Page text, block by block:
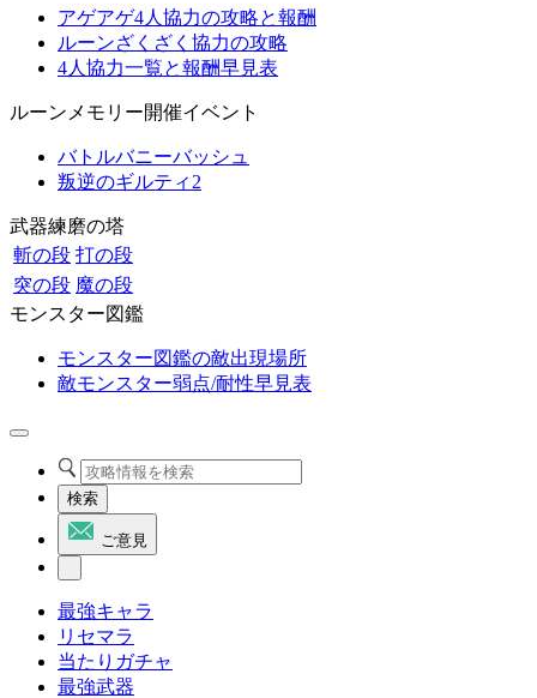
アゲアゲ4人協力の攻略と報酬
ルーンざくざく協力の攻略
4人協力一覧と報酬早見表
ルーンメモリー開催イベント
バトルバニーバッシュ
叛逆のギルティ2
武器練磨の塔
斬の段 打の段
突の段 魔の段
モンスター図鑑
モンスター図鑑の敵出現場所
敵モンスター弱点/耐性早見表
検索
ご意見
最強キャラ
リセマラ
当たりガチャ
最強武器